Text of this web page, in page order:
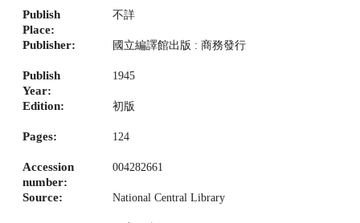
Publish
Place:
不詳
Publisher: 國立編譯館出版 : 商務發行
Publish
Year:
1945
Edition: 初版
Pages: 124
Accession
number:
004282661
Source: National Central Library